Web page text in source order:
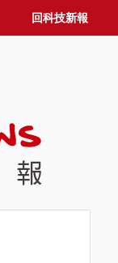
回科技新報